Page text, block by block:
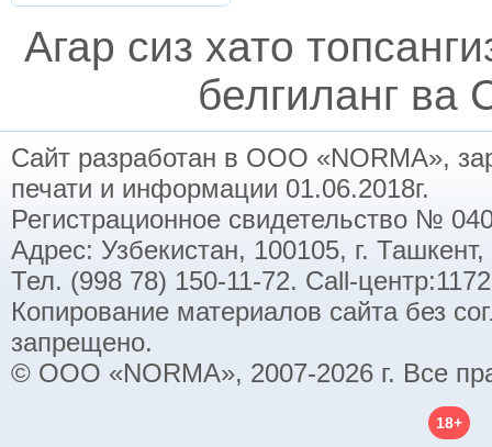
Агар сиз хато
белгиланг ва
Сайт разработан в ООО «NORMA»,
печати и информации 01.06.2018г.
Регистрационное свидетельство №
Адрес: Узбекистан, 100105, г.
Тел. (998 78) 150-11-72. Call-
Копирование материалов сайта без
запрещено.
© ООО «NORMA», 2007-2026 г. Все
18+